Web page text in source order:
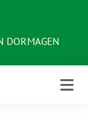
DORMAGEN